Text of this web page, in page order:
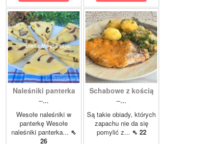
Naleśniki panterka
–...
Wesołe naleśniki w
panterkę Wesołe
naleśniki panterka... ⇖
26
Schabowe z kością
–...
Są takie obiady, których
zapachu nie da się
pomylić z... ⇖ 22